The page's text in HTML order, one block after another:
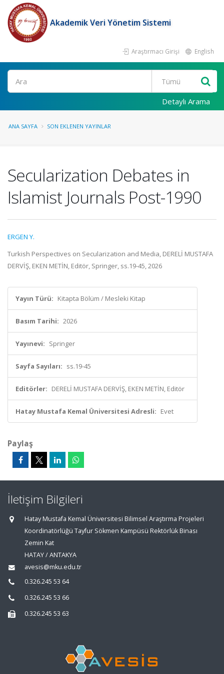
Akademik Veri Yönetim Sistemi
Araştırmacı Girişi English
Ara
Detaylı Arama
ANA SAYFA SON EKLENEN YAYINLAR
Secularization Debates in
Islamist Journals Post-1990
ERGEN Y.
Turkish Perspectives on Secularization and Media, DERELİ MUSTAFA
DERVİŞ, EKEN METİN, Editör, Springer, ss.19-45, 2026
Yayın Türü: Kitapta Bölüm / Mesleki Kitap
Basım Tarihi: 2026
Yayınevi: Springer
Sayfa Sayıları: ss.19-45
Editörler: DERELİ MUSTAFA DERVİŞ, EKEN METİN, Editör
Hatay Mustafa Kemal Üniversitesi Adresli: Evet
Paylaş
İletişim Bilgileri
Hatay Mustafa Kemal Üniversitesi Bilimsel Araştırma Projeleri
Koordinatörlüğü Tayfur Sökmen Kampüsü Rektörlük Binası
Zemin Kat
HATAY / ANTAKYA
avesis@mku.edu.tr
0.326.245 53 64
0.326.245 53 66
0.326.245 53 63